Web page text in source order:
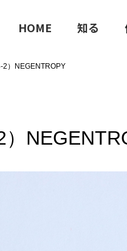
HOME 知る
2）NEGENTROPY